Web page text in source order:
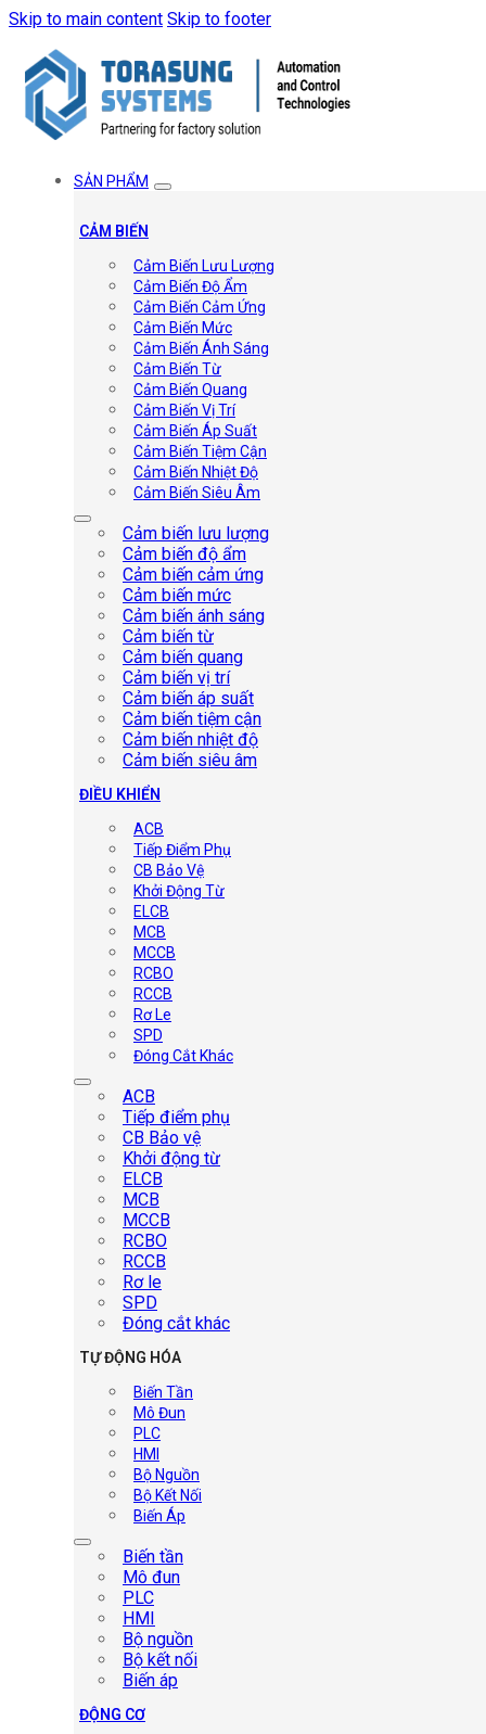
Skip to main content Skip to footer
SẢN PHẨM
CẢM BIẾN
Cảm Biến Lưu Lượng
Cảm Biến Độ Ẩm
Cảm Biến Cảm Ứng
Cảm Biến Mức
Cảm Biến Ánh Sáng
Cảm Biến Từ
Cảm Biến Quang
Cảm Biến Vị Trí
Cảm Biến Áp Suất
Cảm Biến Tiệm Cận
Cảm Biến Nhiệt Độ
Cảm Biến Siêu Âm
Cảm biến lưu lượng
Cảm biến độ ẩm
Cảm biến cảm ứng
Cảm biến mức
Cảm biến ánh sáng
Cảm biến từ
Cảm biến quang
Cảm biến vị trí
Cảm biến áp suất
Cảm biến tiệm cận
Cảm biến nhiệt độ
Cảm biến siêu âm
ĐIỀU KHIỂN
ACB
Tiếp Điểm Phụ
CB Bảo Vệ
Khởi Động Từ
ELCB
MCB
MCCB
RCBO
RCCB
Rơ Le
SPD
Đóng Cắt Khác
ACB
Tiếp điểm phụ
CB Bảo vệ
Khởi động từ
ELCB
MCB
MCCB
RCBO
RCCB
Rơ le
SPD
Đóng cắt khác
TỰ ĐỘNG HÓA
Biến Tần
Mô Đun
PLC
HMI
Bộ Nguồn
Bộ Kết Nối
Biến Áp
Biến tần
Mô đun
PLC
HMI
Bộ nguồn
Bộ kết nối
Biến áp
ĐỘNG CƠ